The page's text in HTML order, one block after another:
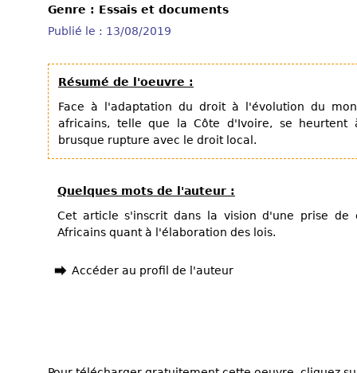
Genre : Essais et documents
Publié le : 13/08/2019
Résumé de l'oeuvre :
Face à l'adaptation du droit à l'évolution du
africains, telle que la Côte d'Ivoire, se
brusque rupture avec le droit local.
Quelques mots de l'auteur :
Cet article s'inscrit dans la vision d'une prise de
Africains quant à l'élaboration des lois.
Accéder au profil de l'auteur